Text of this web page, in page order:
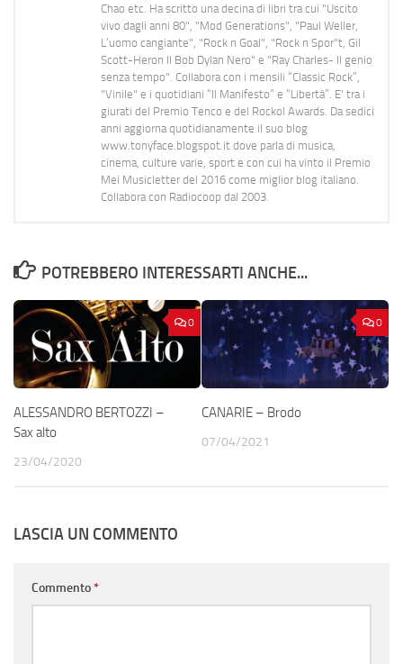
Chao etc. Ha scritto una decina di libri tra cui "Uscito
vivo dagli anni 80", "Mod Generations", "Paul Weller,
L’uomo cangiante", "Rock n Goal", "Rock n Spor"t, Gil
Scott-Heron Il Bob Dylan Nero" e "Ray Charles- Il genio
senza tempo". Collabora con i mensili “Classic Rock”,
"Vinile" e i quotidiani “Il Manifesto” e “Libertà”. E' tra i
giurati del Premio Tenco e del Rockol Awards. Da sedici
anni aggiorna quotidianamente il suo blog
www.tonyface.blogspot.it dove parla di musica,
cinema, culture varie, sport e con cui ha vinto il Premio
Mei Musicletter del 2016 come miglior blog italiano.
Collabora con Radiocoop dal 2003.
POTREBBERO INTERESSARTI ANCHE...
0
ALESSANDRO BERTOZZI –
Sax alto
23/04/2020
0
CANARIE – Brodo
07/04/2021
LASCIA UN COMMENTO
Commento*